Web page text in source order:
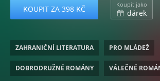
KOUPIT ZA 398 KČ Koupit jako
dárek
ZAHRANIČNÍ LITERATURA PRO MLÁDEŽ
DOBRODRUŽNÉ ROMÁNY VÁLEČNÉ